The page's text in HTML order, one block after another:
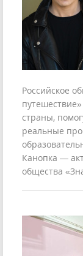
Российское
страны,
реальные
Канопка —
общества